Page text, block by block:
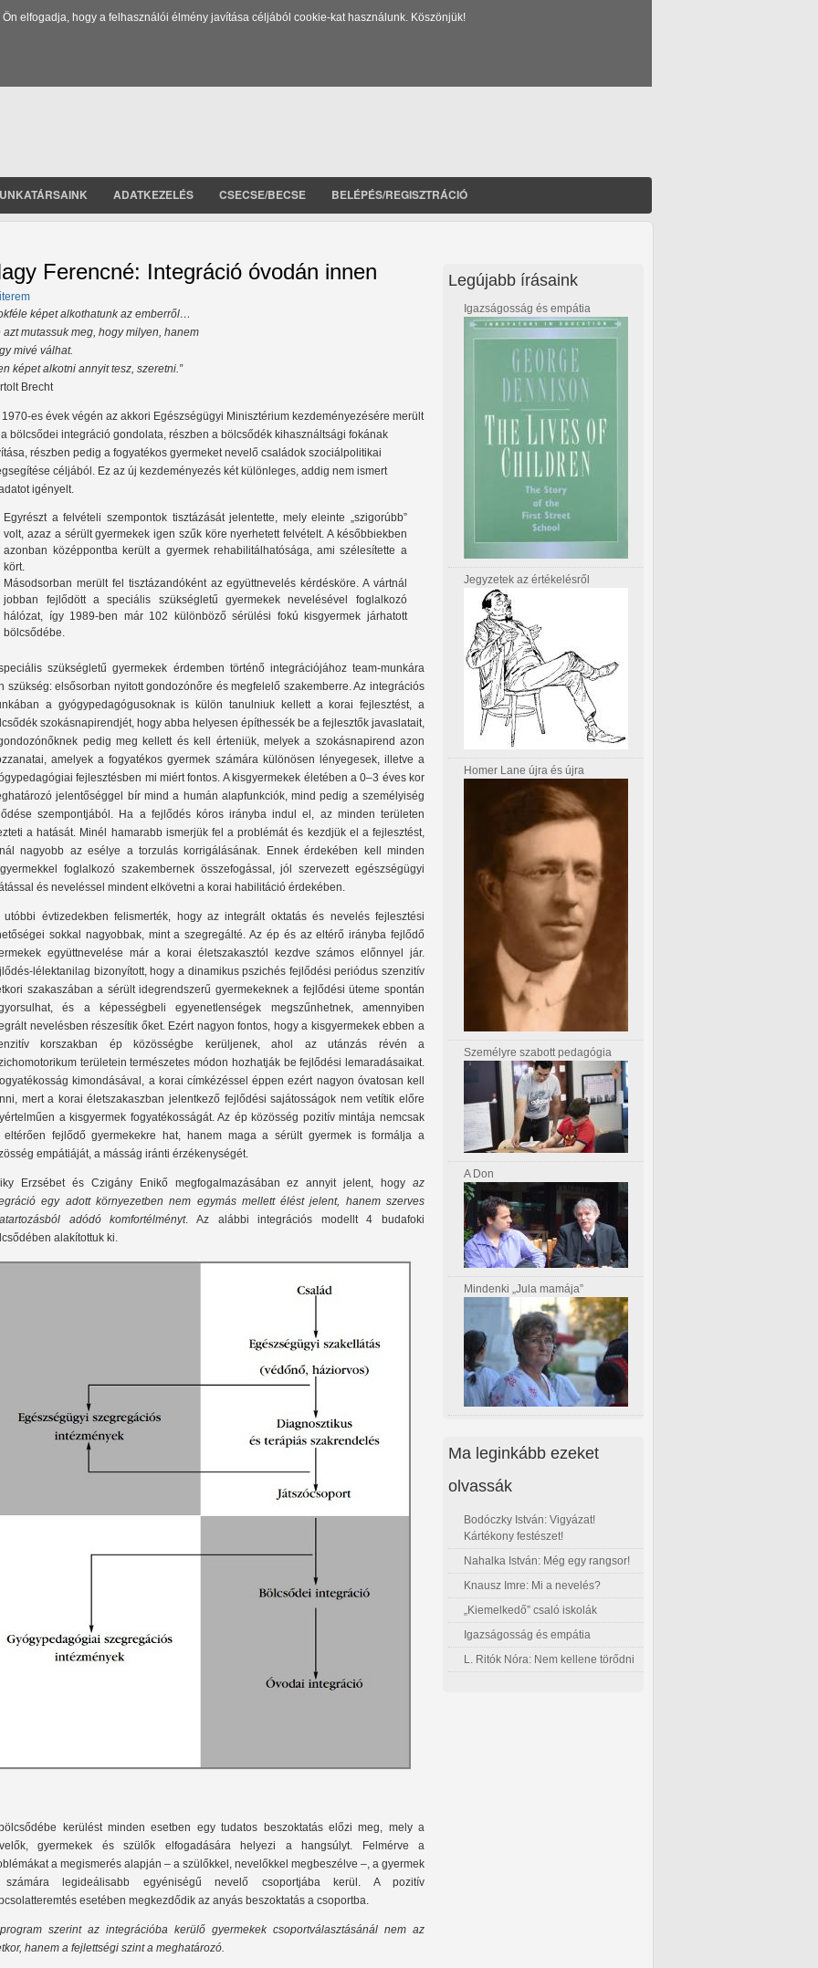
elfogadja, hogy a felhasználói élmény javítása céljából cookie-kat használunk. Köszönjük!
ADATKEZELÉS CSECSE/BECSE BELÉPÉS/REGISZTRÁCIÓ
Ferencné: Integráció óvodán innen
képet alkothatunk az emberről…
azt mutassuk meg, hogy milyen, hanem
mivé válhat.
képet alkotni annyit tesz, szeretni.”
Brecht
1970-es évek végén az akkori Egészségügyi Minisztérium kezdeményezésére merült
bölcsődei integráció gondolata, részben a bölcsődék kihasználtsági fokának
részben pedig a fogyatékos gyermeket nevelő családok szociálpolitikai
céljából. Ez az új kezdeményezés két különleges, addig nem ismert
igényelt.
Egyrészt a felvételi szempontok tisztázását jelentette, mely eleinte „szigorúbb”
volt, azaz a sérült gyermekek igen szűk köre nyerhetett felvételt. A későbbiekben
azonban középpontba került a gyermek rehabilitálhatósága, ami szélesítette a
kört.
Másodsorban merült fel tisztázandóként az együttnevelés kérdésköre. A vártnál
jobban fejlődött a speciális szükségletű gyermekek nevelésével foglalkozó
hálózat, így 1989-ben már 102 különböző sérülési fokú kisgyermek járhatott
bölcsődébe.
szükségletű gyermekek érdemben történő integrációjához team-munkára
szükség: elsősorban nyitott gondozónőre és megfelelő szakemberre. Az integrációs
a gyógypedagógusoknak is külön tanulniuk kellett a korai fejlesztést, a
szokásnapirendjét, hogy abba helyesen építhessék be a fejlesztők javaslatait,
pedig meg kellett és kell érteniük, melyek a szokásnapirend azon
amelyek a fogyatékos gyermek számára különösen lényegesek, illetve a
fejlesztésben mi miért fontos. A kisgyermekek életében a 0–3 éves kor
jelentőséggel bír mind a humán alapfunkciók, mind pedig a személyiség
szempontjából. Ha a fejlődés kóros irányba indul el, az minden területen
a hatását. Minél hamarabb ismerjük fel a problémát és kezdjük el a fejlesztést,
nagyobb az esélye a torzulás korrigálásának. Ennek érdekében kell minden
foglalkozó szakembernek összefogással, jól szervezett egészségügyi
és neveléssel mindent elkövetni a korai habilitáció érdekében.
utóbbi évtizedekben felismerték, hogy az integrált oktatás és nevelés fejlesztési
sokkal nagyobbak, mint a szegregálté. Az ép és az eltérő irányba fejlődő
együttnevelése már a korai életszakasztól kezdve számos előnnyel jár.
lélektanilag bizonyított, hogy a dinamikus pszichés fejlődési periódus szenzitív
szakaszában a sérült idegrendszerű gyermekeknek a fejlődési üteme spontán
és a képességbeli egyenetlenségek megszűnhetnek, amennyiben
nevelésben részesítik őket. Ezért nagyon fontos, hogy a kisgyermekek ebben a
korszakban ép közösségbe kerüljenek, ahol az utánzás révén a
területein természetes módon hozhatják be fejlődési lemaradásaikat.
kimondásával, a korai címkézéssel éppen ezért nagyon óvatosan kell
mert a korai életszakaszban jelentkező fejlődési sajátosságok nem vetítik előre
a kisgyermek fogyatékosságát. Az ép közösség pozitív mintája nemcsak
eltérően fejlődő gyermekekre hat, hanem maga a sérült gyermek is formálja a
empátiáját, a másság iránti érzékenységét.
Erzsébet és Czigány Enikő megfogalmazásában ez annyit jelent, hogy az
egy adott környezetben nem egymás mellett élést jelent, hanem szerves
adódó komfortélményt. Az alábbi integrációs modellt 4 budafoki
alakítottuk ki.
kerülést minden esetben egy tudatos beszoktatás előzi meg, mely a
gyermekek és szülők elfogadására helyezi a hangsúlyt. Felmérve a
a megismerés alapján – a szülőkkel, nevelőkkel megbeszélve –, a gyermek
legideálisabb egyéniségű nevelő csoportjába kerül. A pozitív
esetében megkezdődik az anyás beszoktatás a csoportba.
szerint az integrációba kerülő gyermekek csoportválasztásánál nem az
hanem a fejlettségi szint a meghatározó.
Legújabb írásaink
Igazságosság és empátia
Jegyzetek az értékelésről
Homer Lane újra és újra
Személyre szabott pedagógia
A Don
Mindenki „Jula mamája”
Ma leginkább ezeket
olvassák
Bodóczky István: Vigyázat!
Kártékony festészet!
Nahalka István: Még egy rangsor!
Knausz Imre: Mi a nevelés?
„Kiemelkedő” csaló iskolák
Igazságosság és empátia
L. Ritók Nóra: Nem kellene törődni